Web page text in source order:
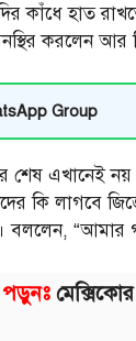
কাঁধে হাত
করলেন আর
Group
শেষ এখানেই
কি লাগবে
বললেন, “আমার